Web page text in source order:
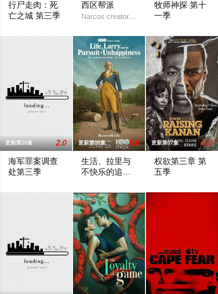
行尸走肉：死
亡之城 第三季
西区帮派
Narcos creator Chris Brancato is
牧师神探 第十
一季
更新第20集 2.0
海军罪案调查
处第三季
更新第06集 5.0
生活、拉里与
不快乐的追
史
更新第07集 9.0
权欲第三章 第
五季